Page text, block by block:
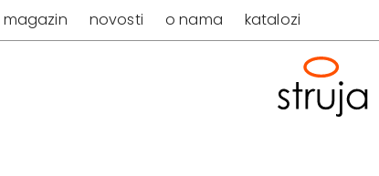
novosti o nama katalozi